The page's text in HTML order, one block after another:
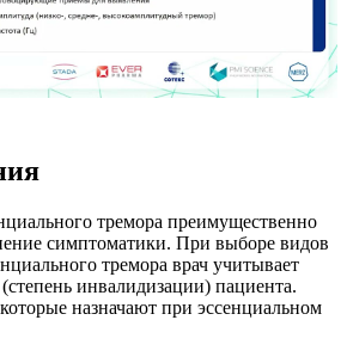
тремора преимущественно
симптоматики. При выборе видов
тремора врач учитывает
инвалидизации) пациента.
назначают при эссенциальном